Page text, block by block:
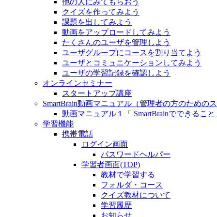
クイズを作ってみよう
課題を出してみよう
動画をアップロードしてみよう
たくさんのユーザを管理しよう
ユーザグループにコースを割り当てよう
ユーザとコミュニケーションしてみよう
ユーザの学習記録を確認しよう
オンラインセミナー
スタートアップ講座
SmartBrain動画マニュアル（管理者の方のための
動画マニュアル１「 SmartBrainでできること
学習機能
携帯電話
ログイン画面
パスワードヘルパー
学習者画面(TOP)
教材で学習する
フォルダ・コース
クイズ教材について
学習履歴
お知らせ